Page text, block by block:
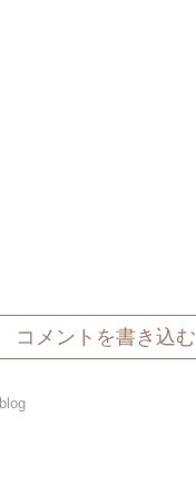
コメントを書き込む
blog